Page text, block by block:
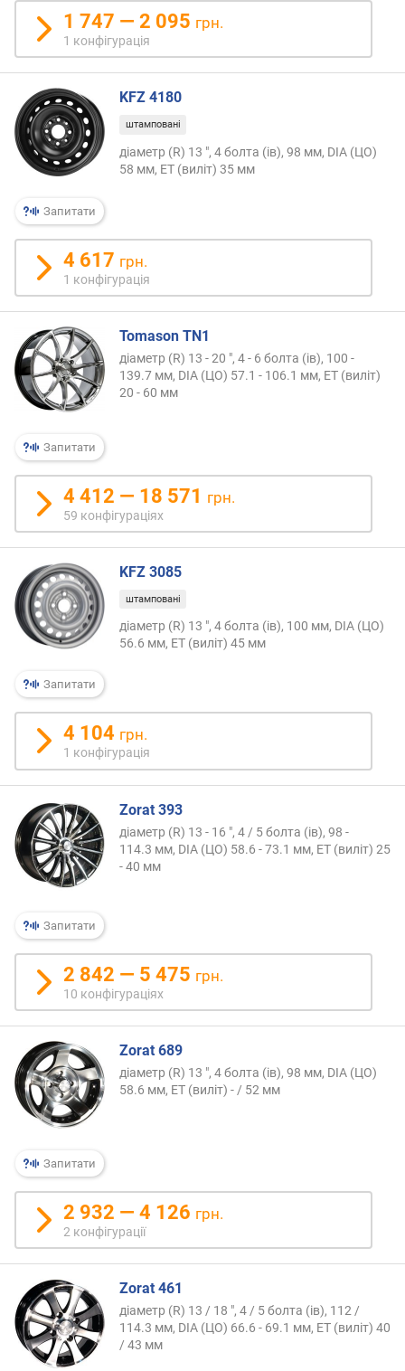
1 747 — 2 095 грн.
1 конфігурація
Запитати
KFZ 4180
штамповані
діаметр (R) 13 ", 4 болта (ів), 98 мм, DIA (ЦО)
58 мм, ET (виліт) 35 мм
4 617 грн.
1 конфігурація
Запитати
Tomason TN1
діаметр (R) 13 - 20 ", 4 - 6 болта (ів), 100 -
139.7 мм, DIA (ЦО) 57.1 - 106.1 мм, ET (виліт)
20 - 60 мм
4 412 — 18 571 грн.
59 конфігураціях
Запитати
KFZ 3085
штамповані
діаметр (R) 13 ", 4 болта (ів), 100 мм, DIA (ЦО)
56.6 мм, ET (виліт) 45 мм
4 104 грн.
1 конфігурація
Запитати
Zorat 393
діаметр (R) 13 - 16 ", 4 / 5 болта (ів), 98 -
114.3 мм, DIA (ЦО) 58.6 - 73.1 мм, ET (виліт) 25
- 40 мм
2 842 — 5 475 грн.
10 конфігураціях
Запитати
Zorat 689
діаметр (R) 13 ", 4 болта (ів), 98 мм, DIA (ЦО)
58.6 мм, ET (виліт) - / 52 мм
2 932 — 4 126 грн.
2 конфігурації
Zorat 461
діаметр (R) 13 / 18 ", 4 / 5 болта (ів), 112 /
114.3 мм, DIA (ЦО) 66.6 - 69.1 мм, ET (виліт) 40
/ 43 мм